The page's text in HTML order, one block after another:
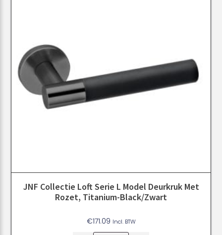
JNF Collectie Loft Serie L Model Deurkruk Met
Rozet, Titanium-Black/zwart
€171.09 Incl. BTW